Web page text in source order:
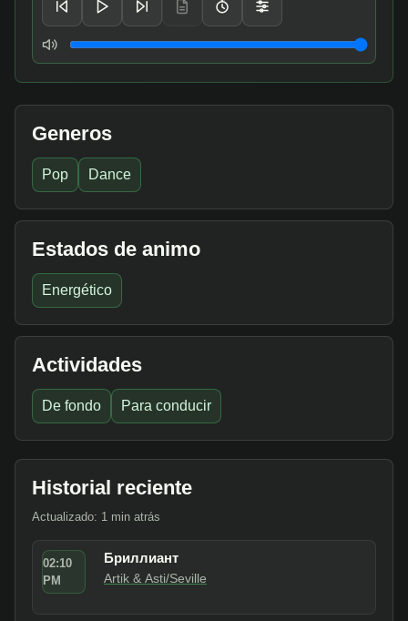
Volumen
Generos
Pop Dance
Estados de animo
Energético
Actividades
De fondo Para conducir
Historial reciente
Actualizado: 1 min atrás
02:10
PM
Бриллиант
Artik & Asti/Seville